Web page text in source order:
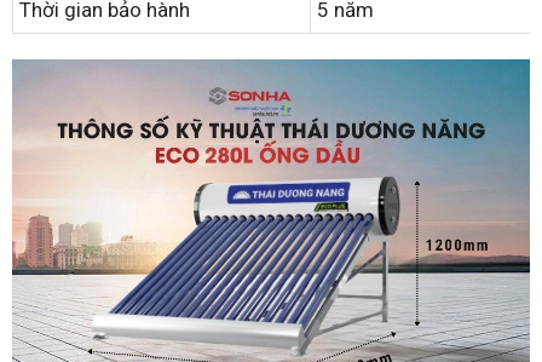
Thời gian bảo hành
5 năm